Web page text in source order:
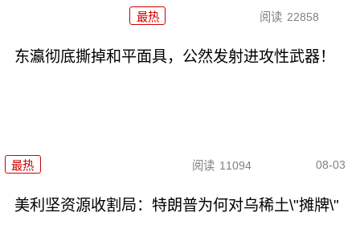
最热 阅读 22858
东瀛彻底撕掉和平面具，公然发射进攻性武器！
最热 阅读 11094 08-03
美利坚资源收割局：特朗普为何对乌稀土\"摊牌\"